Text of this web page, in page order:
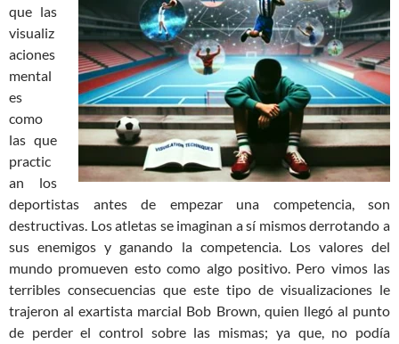
que las
visualiz
aciones
mental
es
como
las que
practic
an los
deportistas antes de empezar una competencia, son
destructivas. Los atletas se imaginan a sí mismos derrotando a
sus enemigos y ganando la competencia. Los valores del
mundo promueven esto como algo positivo. Pero vimos las
terribles consecuencias que este tipo de visualizaciones le
trajeron al exartista marcial Bob Brown, quien llegó al punto
de perder el control sobre las mismas; ya que, no podía